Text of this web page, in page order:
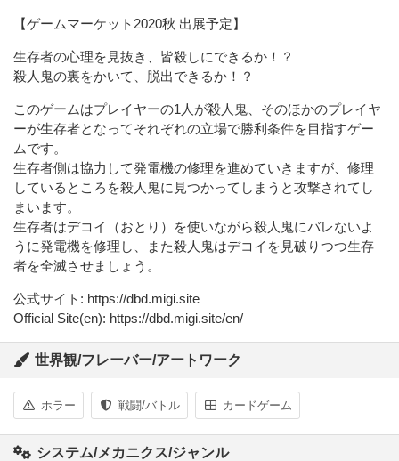
【ゲームマーケット2020秋 出展予定】
生存者の心理を見抜き、皆殺しにできるか！？
殺人鬼の裏をかいて、脱出できるか！？
このゲームはプレイヤーの1人が殺人鬼、そのほかのプレイヤ
ーが生存者となってそれぞれの立場で勝利条件を目指すゲー
ムです。
生存者側は協力して発電機の修理を進めていきますが、修理
しているところを殺人鬼に見つかってしまうと攻撃されてし
まいます。
生存者はデコイ（おとり）を使いながら殺人鬼にバレないよ
うに発電機を修理し、また殺人鬼はデコイを見破りつつ生存
者を全滅させましょう。
公式サイト: https://dbd.migi.site
Official Site(en): https://dbd.migi.site/en/
世界観/フレーバー/アートワーク
ホラー 戦闘/バトル カードゲーム
システム/メカニクス/ジャンル